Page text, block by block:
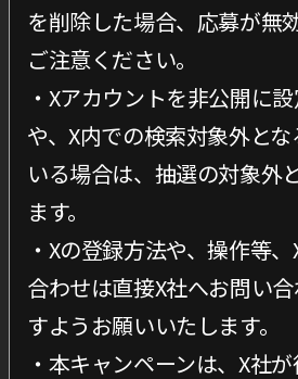
を削除した場合、応募が無
ご注意ください。
・Xアカウントを非公開に
や、X内での検索対象外と
いる場合は、抽選の対象外
ます。
・Xの登録方法や、操作等
合わせは直接X社へお問い
すようお願いいたします。
・本キャンペーンは、X社